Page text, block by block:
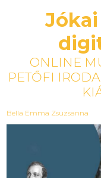
ONLINE
PETŐFI
Bella Emma Zsuzsanna